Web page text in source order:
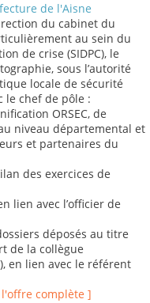
de l'Aisne
du cabinet du
au sein du
de crise (SIDPC), le
sous l’autorité
locale de sécurité
le chef de pôle :
ORSEC, de
niveau départemental et
et partenaires du
des exercices de
lien avec l’officier de
déposés au titre
de la collègue
en lien avec le référent
complète ]